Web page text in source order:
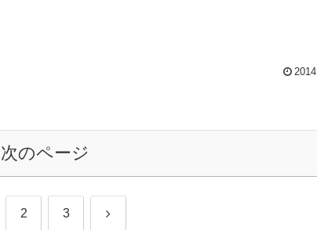
次のページ
2 3 次